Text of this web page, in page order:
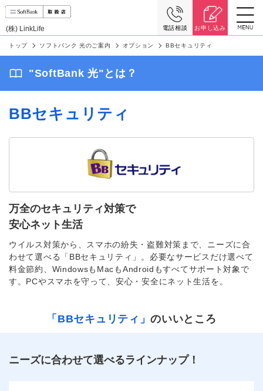
(株) LinkLife 電話相談 お申し込み
トップ ソフトバンク 光のご案内 オプション BBセキュリティ
"SoftBank 光"とは？
BBセキュリティ
万全のセキュリティ対策で
安心ネット生活
ウイルス対策から、スマホの紛失・盗難対策まで、ニーズに合
わせて選べる「BBセキュリティ」。必要なサービスだけ選べて
料金節約、WindowsもMacもAndroidもすべてサポート対象で
す。PCやスマホを守って、安心・安全にネット生活を。
「BBセキュリティ」のいいところ
ニーズに合わせて選べるラインナップ！